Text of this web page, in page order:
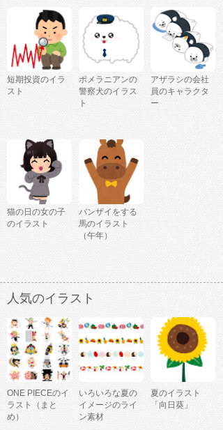
短期投資のイラ
スト
ポメラニアンの
警察犬のイラス
ト
アザラシの会社
員のキャラクタ
ー
猫の日の女の子
のイラスト
バンザイをする
馬のイラスト
（午年）
人気のイラスト
ONE PIECEのイ
ラスト（まと
め）
いろいろな夏の
イメージのライ
ン素材
夏のイラスト
「向日葵」